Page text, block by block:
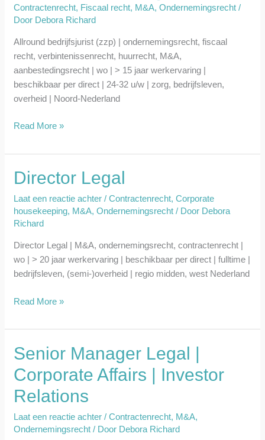
Contractenrecht, Fiscaal recht, M&A,Ondernemingsrecht /
Door Debora Richard
Allround bedrijfsjurist (zzp) | ondernemingsrecht, fiscaal
recht, verbintenissenrecht, huurrecht, M&A,
aanbestedingsrecht | wo | > 15 jaar werkervaring |
beschikbaar per direct | 24-32 u/w | zorg, bedrijfsleven,
overheid | Noord-Nederland
Read More »
Director Legal
Laat een reactie achter /Contractenrecht,Corporate
housekeeping, M&A,Ondernemingsrecht / Door Debora
Richard
Director Legal | M&A, ondernemingsrecht, contractenrecht |
wo | > 20 jaar werkervaring | beschikbaar per direct | fulltime |
bedrijfsleven, (semi-)overheid | regio midden, west Nederland
Director
Read More »
Senior Manager Legal |
Corporate Affairs | Investor
Relations
Laat een reactie achter /Contractenrecht, M&A,
Ondernemingsrecht / Door Debora Richard
Senior
Legal
|
Affairs
|